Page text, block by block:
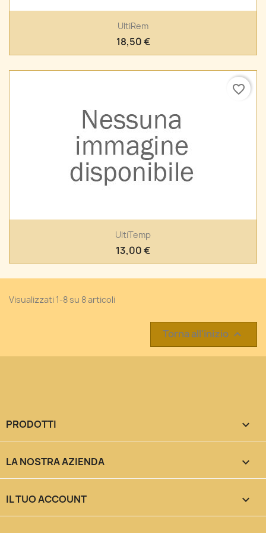
UltiRem
18,50 €
UltiTemp
13,00 €
favorite_border
Visualizzati 1-8 su 8 articoli
Torna all'inizio 
PRODOTTI 
LA NOSTRA AZIENDA 
IL TUO ACCOUNT 